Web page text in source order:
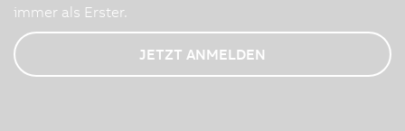
immer als Erster.
JETZT ANMELDEN